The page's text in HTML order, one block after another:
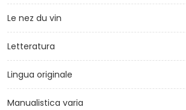
Le nez du vin
Letteratura
Lingua originale
Manualistica varia